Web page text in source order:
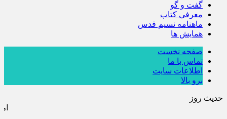
گفت و گو
معرفي كتاب
ماهنامه نسيم قدس
همايش ها
صفحه نخست
تماس با ما
اطلاعات سایت
برو بالا
حدیث روز
امام علی (ع) می